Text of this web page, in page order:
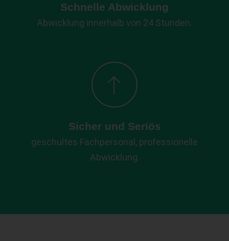
Schnelle Abwicklung
Abwicklung innerhalb von 24 Stunden.
Sicher und Seriös
geschultes Fachpersonal, professionelle
Abwicklung.